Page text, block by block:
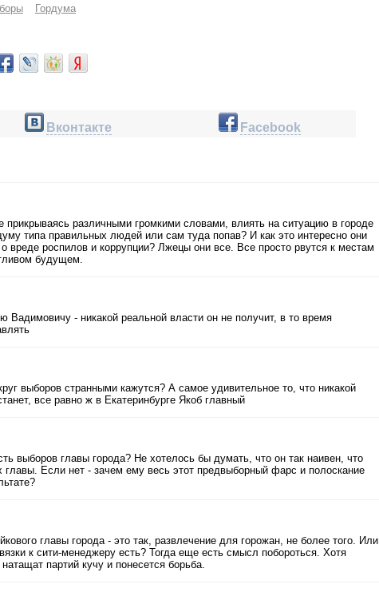
Гордума
Вконтакте Facebook
различными громкими словами, влиять на ситуацию в городе
типа правильных людей или сам туда попав? И как это интересно они
вреде роспилов и коррупции? Лжецы они все. Все просто рвутся к местам
будущем.
Вадимовичу - никакой реальной власти он не получит, в то время
выборов странными кажутся? А самое удивительное то, что никакой
все равно ж в Екатеринбурге Якоб главный
выборов главы города? Не хотелось бы думать, что он так наивен, что
главы. Если нет - зачем ему весь этот предвыборный фарс и полоскание
главы города - это так, развлечение для горожан, не более того. Или
к сити-менеджеру есть? Тогда еще есть смысл побороться. Хотя
партий кучу и понесется борьба.